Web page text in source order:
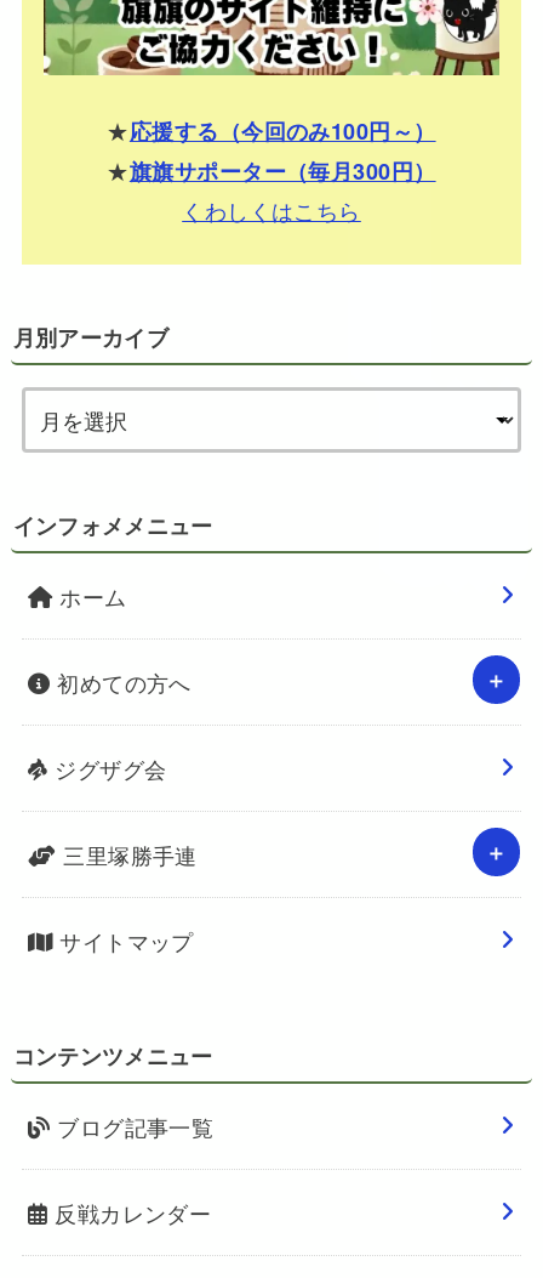
★応援する（今回のみ100円～）
★旗旗サポーター（毎月300円）
くわしくはこちら
月別アーカイブ
インフォメメニュー
ホーム
初めての方へ
ジグザグ会
三里塚勝手連
サイトマップ
コンテンツメニュー
ブログ記事一覧
反戦カレンダー